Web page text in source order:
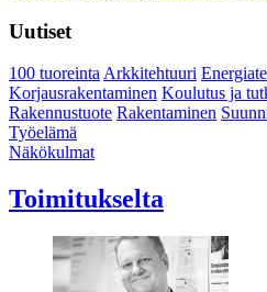
Uutiset
100 tuoreintaArkkitehtuuri
Korjausrakentaminen Koulutus ja
Rakennustuote Rakentaminen
Työelämä
Näkökulmat
Toimitukselta